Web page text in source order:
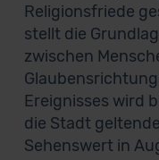
Religionsfriede
stellt die
zwischen
Ereignisses wird
die Stadt
Sehenswert in